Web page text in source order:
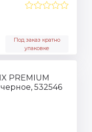
Под заказ кратно
упаковке